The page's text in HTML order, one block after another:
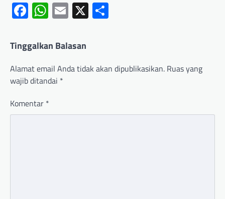
Facebook
WhatsApp
Email
X
Tinggalkan Balasan
Alamat email Anda tidak akan dipublikasikan. Ruas yang
wajib ditandai *
Komentar *